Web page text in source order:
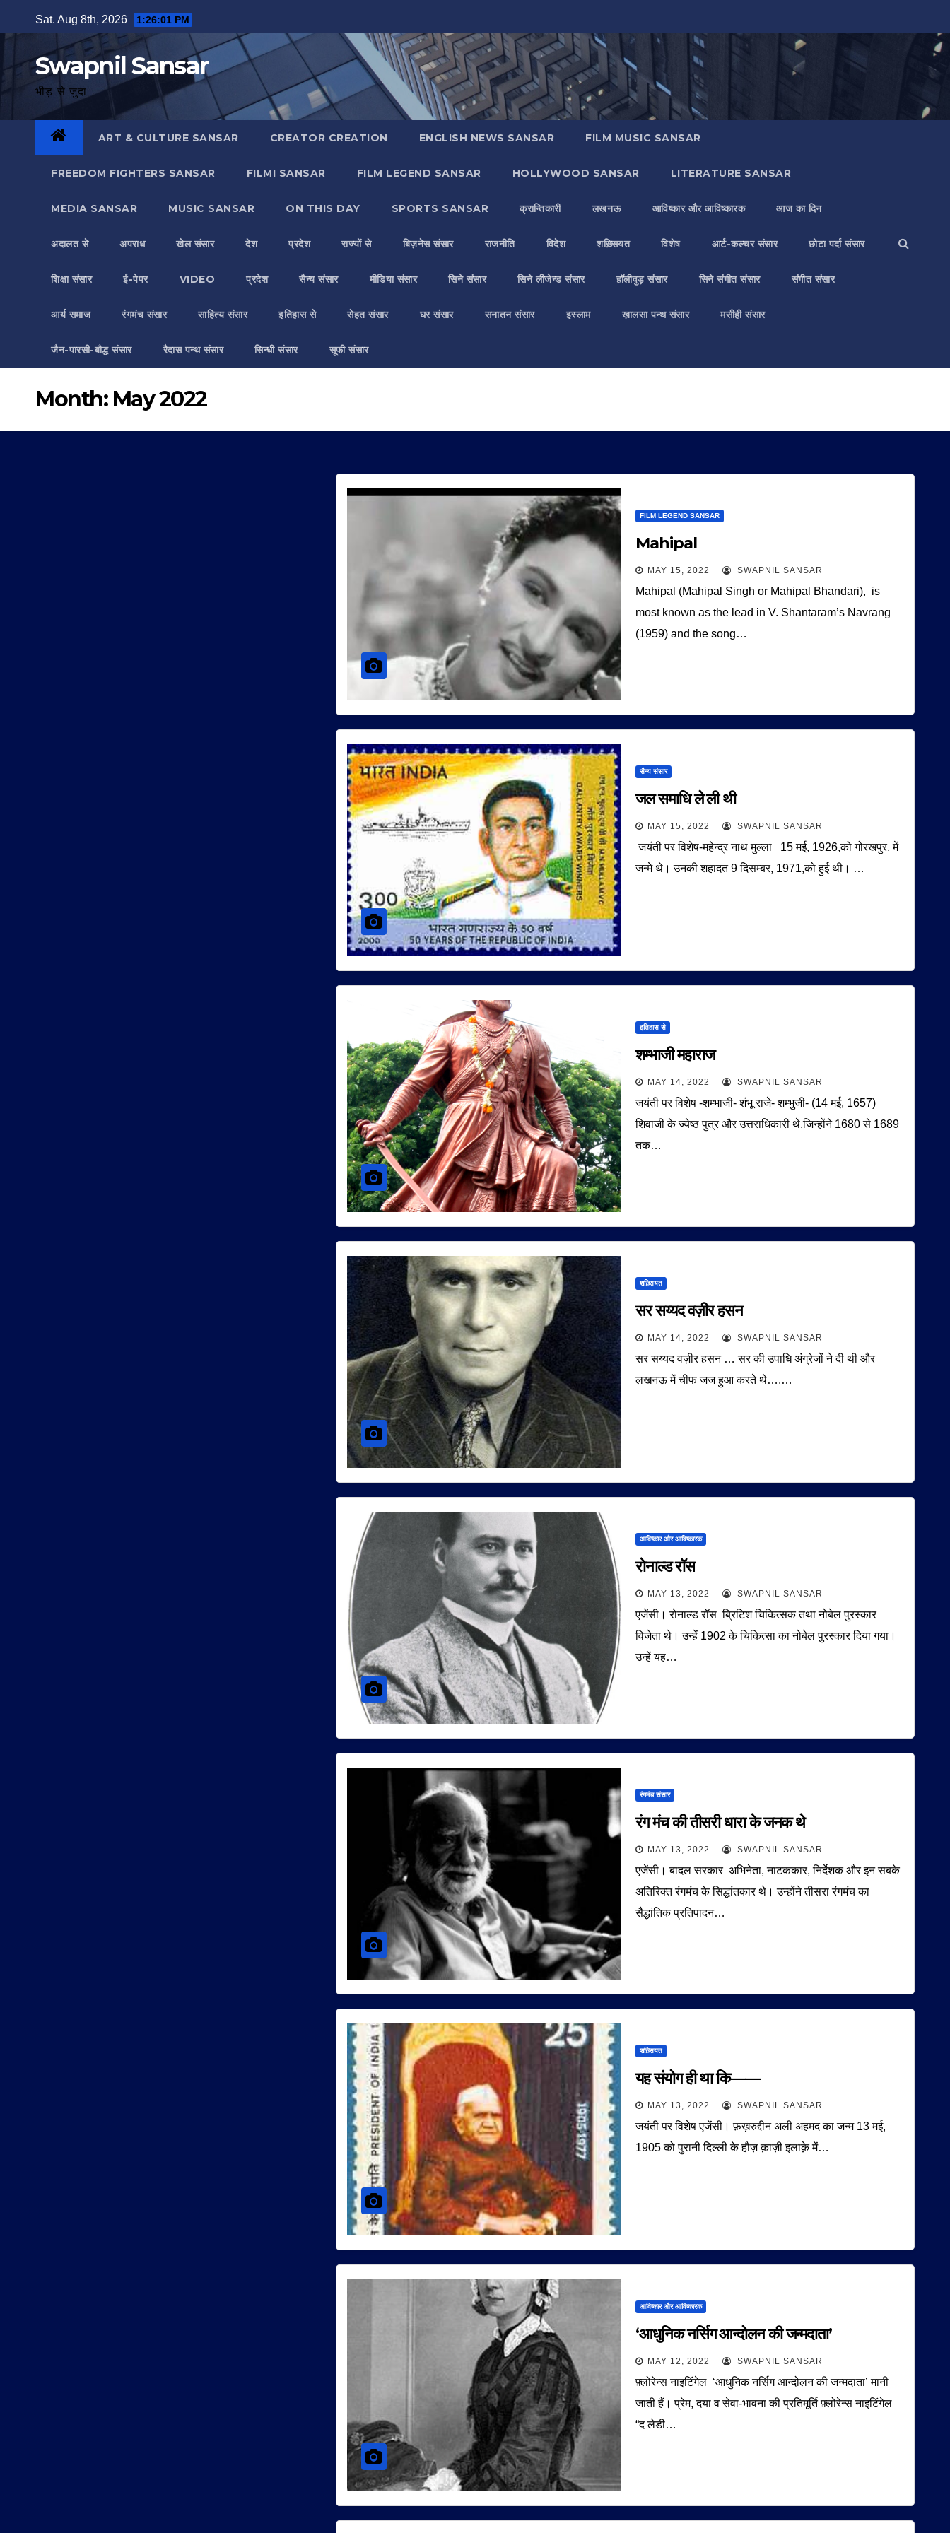
to
Sat. Aug 8th, 2026 1:26:02 PM
Swapnil Sansar
भीड़ से जुदा
ART & CULTURE SANSAR CREATOR CREATION ENGLISH NEWS SANSAR FILM MUSIC SANSAR
FREEDOM FIGHTERS SANSAR FILMI SANSAR FILM LEGEND SANSAR HOLLYWOOD SANSAR LITERATURE SANSAR
MEDIA SANSAR MUSIC SANSAR ON THIS DAY SPORTS SANSAR क्रान्तिकारी लखनऊ आविष्कार और आविष्कारक आज का दिन
अदालत से अपराध खेल संसार देश प्रदेश राज्यों से बिज़नेस संसार राजनीति विदेश शख़्सियत विशेष आर्ट-कल्चर संसार छोटा पर्दा संसार
शिक्षा संसार ई-पेपर VIDEO प्रदेश सैन्य संसार मीडिया संसार सिने संसार सिने लीजेन्ड संसार हॉलीवुड़ संसार सिने संगीत संसार संगीत संसार
आर्य समाज रंगमंच संसार साहित्य संसार इतिहास से सेहत संसार घर संसार सनातन संसार इस्लाम ख़ालसा पन्थ संसार मसीही संसार
जैन-पारसी-बौद्ध संसार रैदास पन्थ संसार सिन्धी संसार सूफी संसार
Month: May 2022
FILM LEGEND SANSAR
Mahipal
MAY 15, 2022 SWAPNIL SANSAR
Mahipal (Mahipal Singh or Mahipal Bhandari), is
most known as the lead in V. Shantaram’s Navrang
(1959) and the song…
सैन्य संसार
जल समाधि ले ली थी
MAY 15, 2022 SWAPNIL SANSAR
जयंती पर विशेष-महेन्द्र नाथ मुल्ला 15 मई, 1926,को गोरखपुर, में
जन्मे थे। उनकी शहादत 9 दिसम्बर, 1971,को हुई थी। …
इतिहास से
शम्भाजी महाराज
MAY 14, 2022 SWAPNIL SANSAR
जयंती पर विशेष -शम्भाजी- शंभू राजे- शम्भुजी- (14 मई, 1657)
शिवाजी के ज्येष्ठ पुत्र और उत्तराधिकारी थे,जिन्होंने 1680 से 1689
तक…
शख़्सियत
सर सय्यद वज़ीर हसन
MAY 14, 2022 SWAPNIL SANSAR
सर सय्यद वज़ीर हसन … सर की उपाधि अंग्रेजों ने दी थी और
लखनऊ में चीफ जज हुआ करते थे….…
आविष्कार और आविष्कारक
रोनाल्ड रॉस
MAY 13, 2022 SWAPNIL SANSAR
एजेंसी। रोनाल्ड रॉस ब्रिटिश चिकित्सक तथा नोबेल पुरस्कार
विजेता थे। उन्हें 1902 के चिकित्सा का नोबेल पुरस्कार दिया गया।
उन्हें यह…
रंगमंच संसार
रंग मंच की तीसरी धारा के जनक थे
MAY 13, 2022 SWAPNIL SANSAR
एजेंसी। बादल सरकार अभिनेता, नाटककार, निर्देशक और इन सबके
अतिरिक्त रंगमंच के सिद्धांतकार थे। उन्होंने तीसरा रंगमंच का
सैद्धांतिक प्रतिपादन…
शख़्सियत
यह संयोग ही था कि——
MAY 13, 2022 SWAPNIL SANSAR
जयंती पर विशेष एजेंसी। फ़ख़रुद्दीन अली अहमद का जन्म 13 मई,
1905 को पुरानी दिल्ली के हौज़ क़ाज़ी इलाक़े में…
आविष्कार और आविष्कारक
‘आधुनिक नर्सिग आन्दोलन की जन्मदाता’
MAY 12, 2022 SWAPNIL SANSAR
फ़्लोरेन्स नाइटिंगेल ‘आधुनिक नर्सिग आन्दोलन की जन्मदाता’ मानी
जाती हैं। प्रेम, दया व सेवा-भावना की प्रतिमूर्ति फ़्लोरेन्स नाइटिंगेल
“द लेडी…